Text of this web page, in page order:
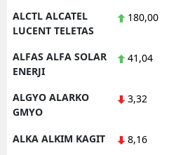
ALCTL ALCATEL
LUCENT TELETAS
180,00
ALFAS ALFA SOLAR
ENERJI
41,04
ALGYO ALARKO
GMYO
3,32
ALKA ALKIM KAGIT 8,16